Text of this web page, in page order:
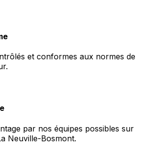
et conformes aux normes de
par nos équipes possibles sur
Neuville-Bosmont.